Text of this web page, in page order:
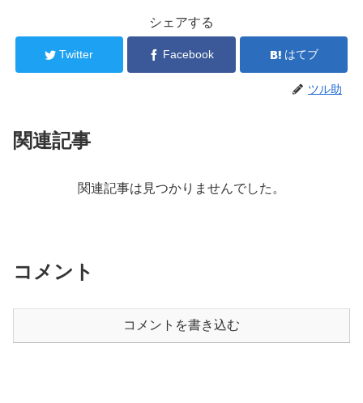
シェアする
Twitter Facebook はてブ
ツル助
関連記事
関連記事は見つかりませんでした。
コメント
コメントを書き込む